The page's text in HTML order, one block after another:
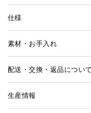
仕様
素材・お手入れ
配送・交換・返品について
生産情報